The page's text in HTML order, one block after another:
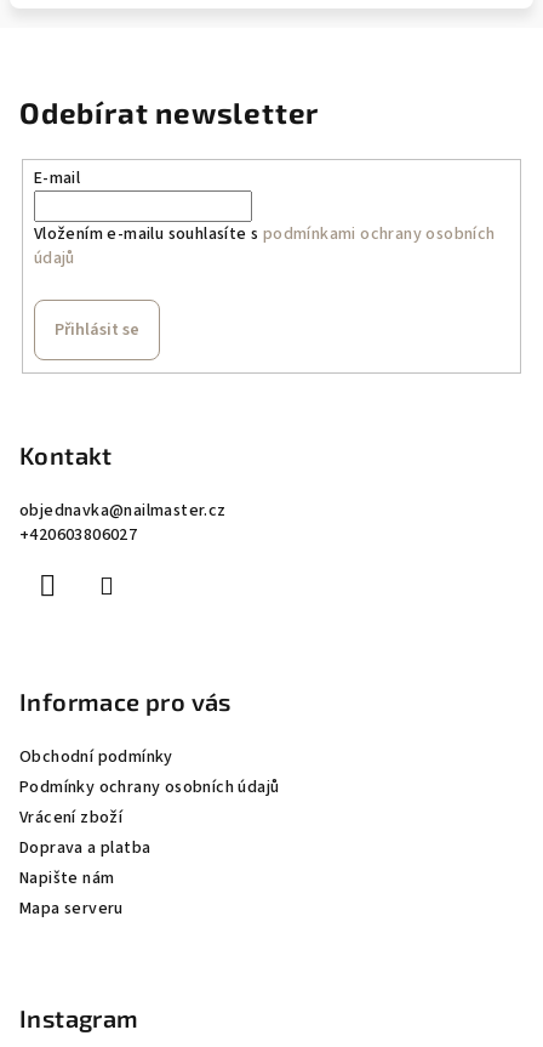
Odebírat newsletter
E-mail
Vložením e-mailu souhlasíte s podmínkami ochrany osobních
údajů
Přihlásit se
Kontakt
objednavka@nailmaster.cz
+420603806027
Informace pro vás
Obchodní podmínky
Podmínky ochrany osobních údajů
Vrácení zboží
Doprava a platba
Napište nám
Mapa serveru
Instagram